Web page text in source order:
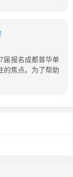
届报名成都普华单
的焦点。为了帮助